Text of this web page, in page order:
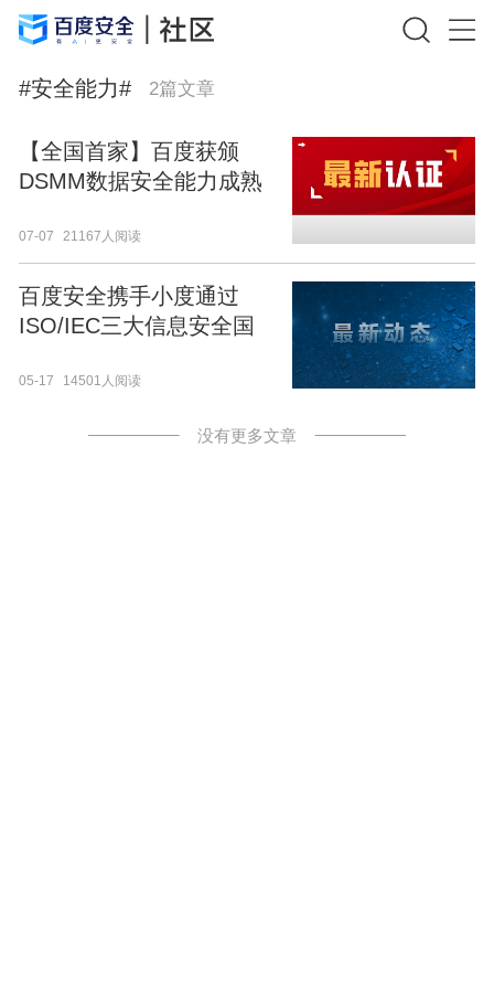
#安全能力# 2篇文章
【全国首家】百度获颁
DSMM数据安全能力成熟
07-07 21167人阅读
百度安全携手小度通过
ISO/IEC三大信息安全国
05-17 14501人阅读
没有更多文章